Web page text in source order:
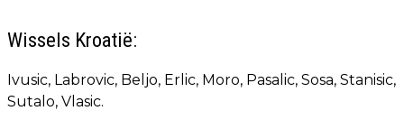
Wissels Kroatië:
Ivusic, Labrovic, Beljo, Erlic, Moro, Pasalic, Sosa, Stanisic,
Sutalo, Vlasic.